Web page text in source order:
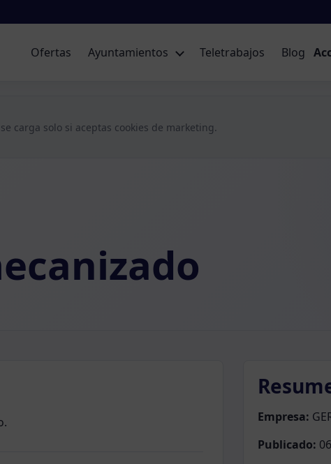
Ofertas Ayuntamientos Teletrabajos Blog
carga solo si aceptas cookies de marketing.
Empresa:
Publicado: